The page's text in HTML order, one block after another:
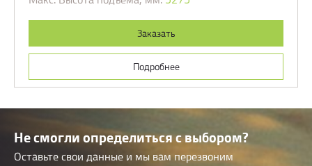
Заказать
Подробнее
Не смогли определиться с выбором?
Оставьте свои данные и мы вам перезвоним